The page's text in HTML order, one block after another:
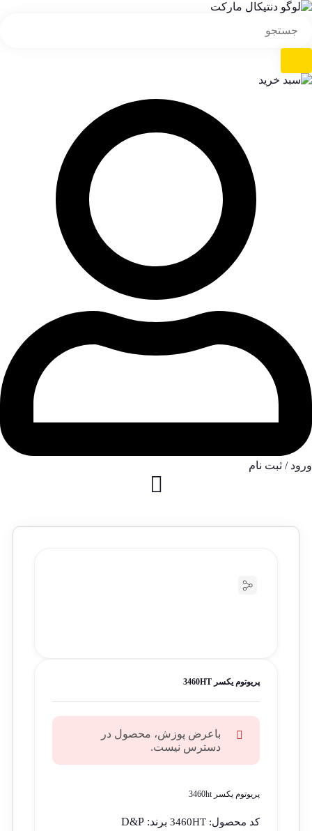
ورود / ثبت نام
پریوتوم یکسر 3460HT
باعرض پوزش، محصول در
دسترس نیست.
پریوتوم یکسر 3460ht
کد محصول: 3460HT برند: D&P